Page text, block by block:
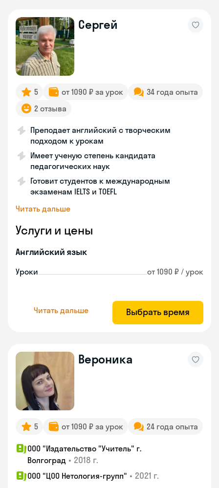
Сергей
5 от 1090 ₽ за урок
34 года опыта
2 отзыва
Преподает английский с творческим
подходом к урокам
Имеет ученую степень кандидата
педагогических наук
Готовит студентов к международным
экзаменам IELTS и TOEFL
Читать дальше
Услуги и цены
Английский язык
Уроки от 1090 ₽ / урок
Читать дальше Выбрать время
Вероника
5 от 1090 ₽ за урок 24 года опыта
ООО "Издательство "Учитель" г.
Волгоград • 2018 г.
ООО "ЦОО Нетология-групп" • 2021 г.